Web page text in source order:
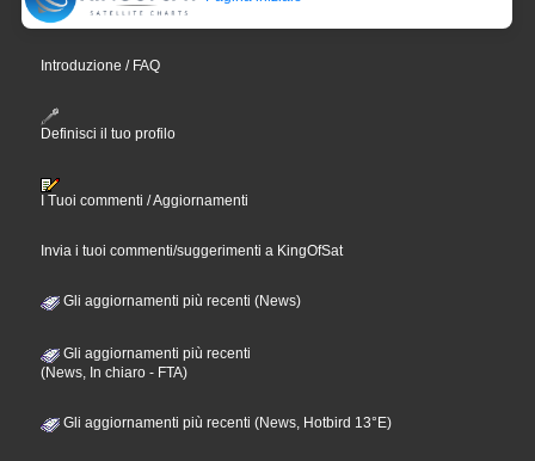
Introduzione / FAQ
Definisci il tuo profilo
I Tuoi commenti / Aggiornamenti
Invia i tuoi commenti/suggerimenti a KingOfSat
Gli aggiornamenti più recenti (News)
Gli aggiornamenti più recenti
(News, In chiaro - FTA)
Gli aggiornamenti più recenti (News, Hotbird 13°E)